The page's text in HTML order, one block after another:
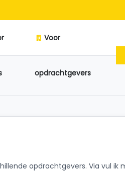
Voor
opdrachtgevers
opdrachtgevers. Via vul